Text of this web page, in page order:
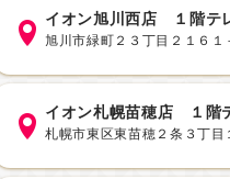
イオン旭川西店 １階テ
旭川市緑町２３丁目２１６１
イオン札幌苗穂店 １階
札幌市東区東苗穂２条３丁目